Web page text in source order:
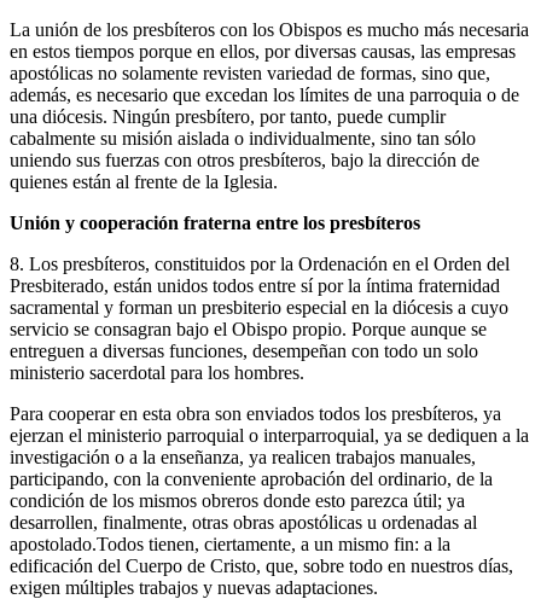
La unión de los presbíteros con los Obispos es mucho más necesaria
en estos tiempos porque en ellos, por diversas causas, las empresas
apostólicas no solamente revisten variedad de formas, sino que,
además, es necesario que excedan los límites de una parroquia o de
una diócesis. Ningún presbítero, por tanto, puede cumplir
cabalmente su misión aislada o individualmente, sino tan sólo
uniendo sus fuerzas con otros presbíteros, bajo la dirección de
quienes están al frente de la Iglesia.
Unión y cooperación fraterna entre los presbíteros
8. Los presbíteros, constituidos por la Ordenación en el Orden del
Presbiterado, están unidos todos entre sí por la íntima fraternidad
sacramental y forman un presbiterio especial en la diócesis a cuyo
servicio se consagran bajo el Obispo propio. Porque aunque se
entreguen a diversas funciones, desempeñan con todo un solo
ministerio sacerdotal para los hombres.
Para cooperar en esta obra son enviados todos los presbíteros, ya
ejerzan el ministerio parroquial o interparroquial, ya se dediquen a la
investigación o a la enseñanza, ya realicen trabajos manuales,
participando, con la conveniente aprobación del ordinario, de la
condición de los mismos obreros donde esto parezca útil; ya
desarrollen, finalmente, otras obras apostólicas u ordenadas al
apostolado.Todos tienen, ciertamente, a un mismo fin: a la
edificación del Cuerpo de Cristo, que, sobre todo en nuestros días,
exigen múltiples trabajos y nuevas adaptaciones.